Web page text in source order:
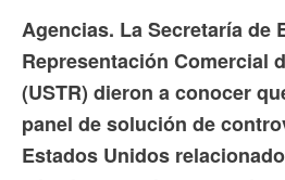
Agencias. La Secretaría de
Representación Comercial
(USTR) dieron a conocer
panel de solución de
Estados Unidos